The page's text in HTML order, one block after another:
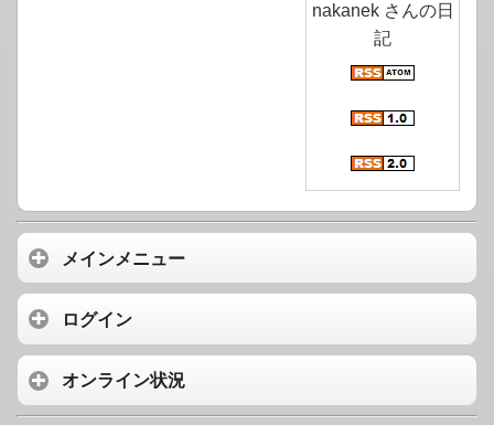
nakanek さんの日
記
メインメニュー
ログイン
オンライン状況